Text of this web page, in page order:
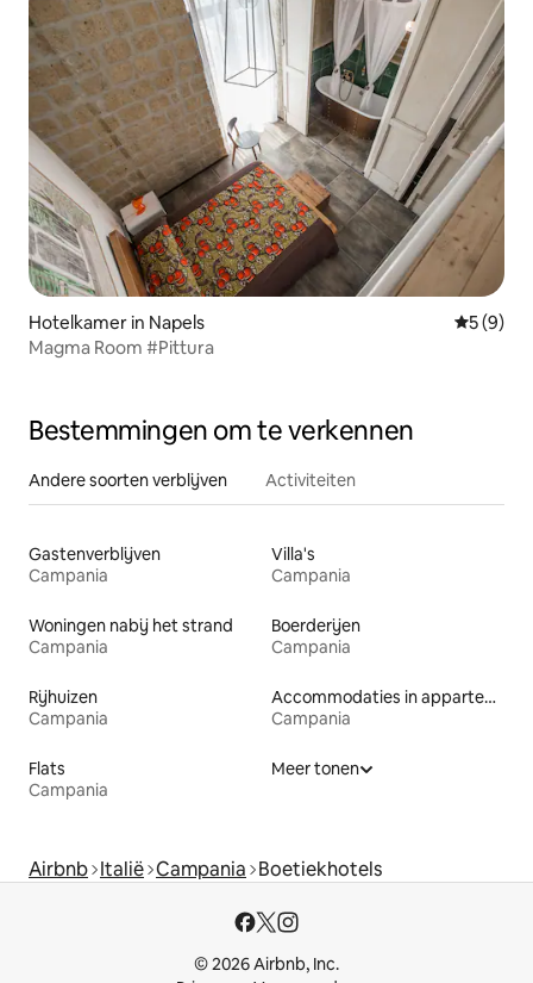
Hotelkamer in Napels
5 (9)
Magma Room #Pittura
Bestemmingen om te verkennen
Andere soorten verblijven Activiteiten
Gastenverblijven
Campania
Villa's
Campania
Woningen nabij het strand
Campania
Boerderijen
Campania
Rijhuizen
Campania
Accommodaties in appartementen met diensten
Campania
Flats
Campania
Meer tonen
Airbnb Italië Campania Boetiekhotels
© 2026 Airbnb, Inc.